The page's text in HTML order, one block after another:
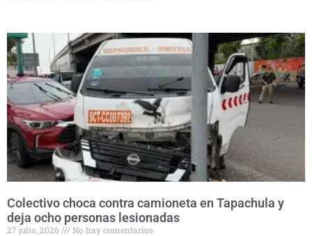
Colectivo choca contra camioneta en Tapachula y
deja ocho personas lesionadas
27 julio, 2026 No hay comentarios